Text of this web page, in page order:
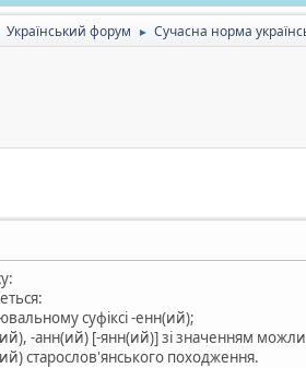
Український форум ► Сучасна норма
суфіксі -енн(ий);
-анн(ий) [-янн(ий)] зі значенням
старослов'янського походження.